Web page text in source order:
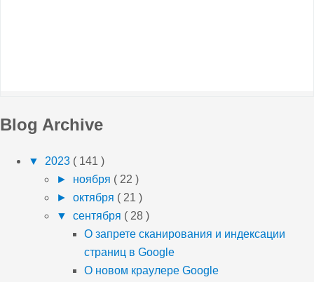
Blog Archive
▼ 2023 ( 141 )
► ноября ( 22 )
► октября ( 21 )
▼ сентября ( 28 )
О запрете сканирования и индексации
страниц в Google
О новом краулере Google